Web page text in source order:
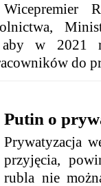
Wicepremier
aby w 2021
do
Putin o
Prywatyzacja
przyjęcia,
rubla nie